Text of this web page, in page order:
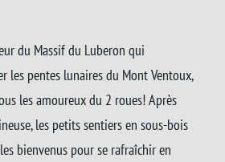
du Massif du Luberon qui
les pentes lunaires du Mont Ventoux,
les amoureux du 2 roues! Après
les petits sentiers en sous-bois
bienvenus pour se rafraîchir en